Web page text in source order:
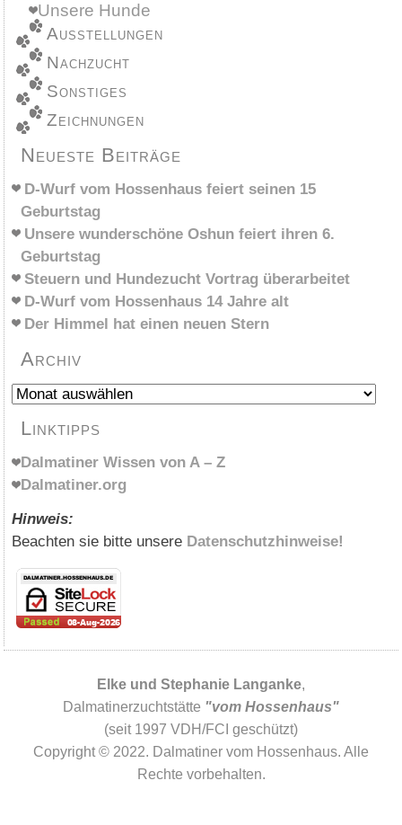
Unsere Hunde
Ausstellungen
Nachzucht
Sonstiges
Zeichnungen
Neueste Beiträge
D-Wurf vom Hossenhaus feiert seinen 15
Geburtstag
Unsere wunderschöne Oshun feiert ihren 6.
Geburtstag
Steuern und Hundezucht Vortrag überarbeitet
D-Wurf vom Hossenhaus 14 Jahre alt
Der Himmel hat einen neuen Stern
Archiv
Archiv
Linktipps
Dalmatiner Wissen von A – Z
Dalmatiner.org
Hinweis:
Beachten sie bitte unsere Datenschutzhinweise!
Elke und Stephanie Langanke,
Dalmatinerzuchtstätte "vom Hossenhaus"
(seit 1997 VDH/FCI geschützt)
Copyright © 2022. Dalmatiner vom Hossenhaus. Alle
Rechte vorbehalten.